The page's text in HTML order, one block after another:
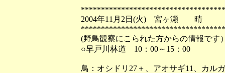
2004年11月2日(火) 宮ヶ瀬 晴
(野鳥観察にこられた方からの情報です
○早戸川林道 10：00～15：00
鳥：オシドリ27＋、アオサギ11、カル